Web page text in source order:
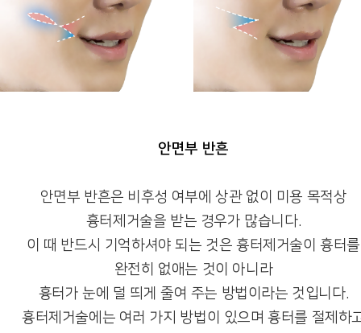
안면부 반흔
안면부 반흔은 비후성 여부에 상관 없이 미용 목적상
흉터제거술을 받는 경우가 많습니다.
이 때 반드시 기억하셔야 되는 것은 흉터제거술이 흉터를
완전히 없애는 것이 아니라
흉터가 눈에 덜 띄게 줄여 주는 방법이라는 것입니다.
흉터제거술에는 여러 가지 방법이 있으며 흉터를 절제하